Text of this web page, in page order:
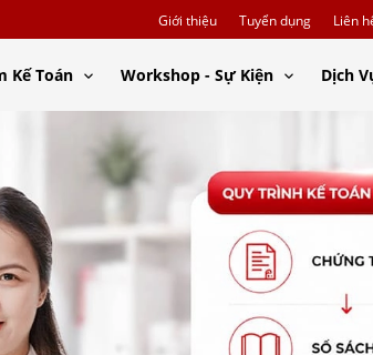
Giới thiệu Tuyển dụng Liên
Kế Toán Workshop - Sự Kiện Dịch